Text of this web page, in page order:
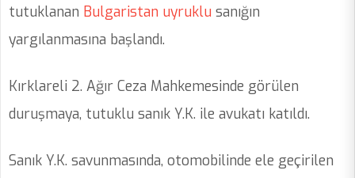
tutuklanan Bulgaristan uyruklu sanığın
yargılanmasına başlandı.
Kırklareli 2. Ağır Ceza Mahkemesinde görülen
duruşmaya, tutuklu sanık Y.K. ile avukatı katıldı.
Sanık Y.K. savunmasında, otomobilinde ele geçirilen